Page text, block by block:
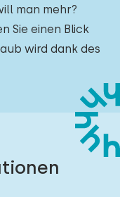
man mehr?
Sie einen Blick
wird dank des